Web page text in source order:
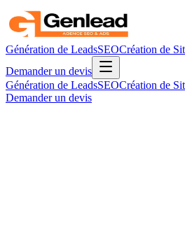
Génération de LeadsSEOCréation de
Demander un devis
Génération de LeadsSEOCréation de
Demander un devis